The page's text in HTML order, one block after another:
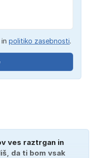
in politiko zasebnosti.
ves raztrgan in
da ti bom vsak